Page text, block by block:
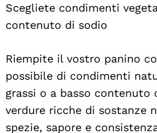
Scegliete condimenti
contenuto di sodio
Riempite il vostro panino
possibile di condimenti
grassi o a basso contenuto
verdure ricche di sostanze
spezie, sapore e